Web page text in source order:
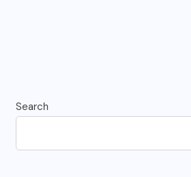
Search